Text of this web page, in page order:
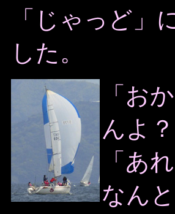
「じゃっど
した。
「お
んよ？
「あ
なん